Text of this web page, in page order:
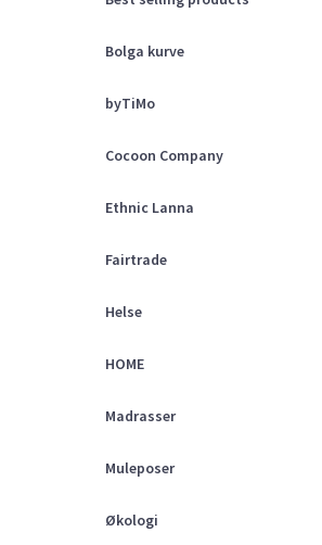
Bolga kurve
byTiMo
Cocoon Company
Ethnic Lanna
Fairtrade
Helse
HOME
Madrasser
Muleposer
Økologi